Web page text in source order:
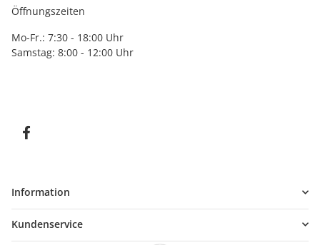
Öffnungszeiten
Mo-Fr.: 7:30 - 18:00 Uhr
Samstag: 8:00 - 12:00 Uhr
Information
Kundenservice